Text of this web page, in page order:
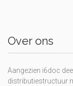
Over ons
Aangezien i6doc
distributiestructuur